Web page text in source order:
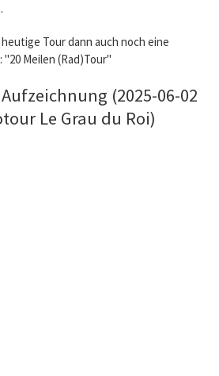
Tour dann auch noch eine
Meilen (Rad)Tour"
(2025-06-02
Le Grau du Roi)